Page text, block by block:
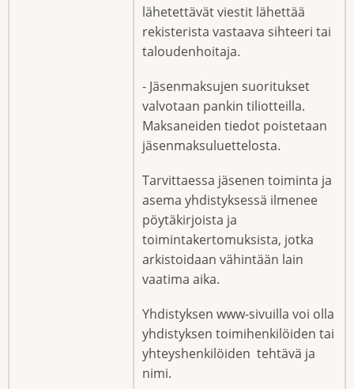
lähetettävät viestit lähettää
rekisterista vastaava sihteeri tai
taloudenhoitaja.
- Jäsenmaksujen suoritukset
valvotaan pankin tiliotteilla.
Maksaneiden tiedot poistetaan
jäsenmaksuluettelosta.
Tarvittaessa jäsenen toiminta ja
asema yhdistyksessä ilmenee
pöytäkirjoista ja
toimintakertomuksista, jotka
arkistoidaan vähintään lain
vaatima aika.
Yhdistyksen www-sivuilla voi olla
yhdistyksen toimihenkilöiden tai
yhteyshenkilöiden tehtävä ja
nimi.